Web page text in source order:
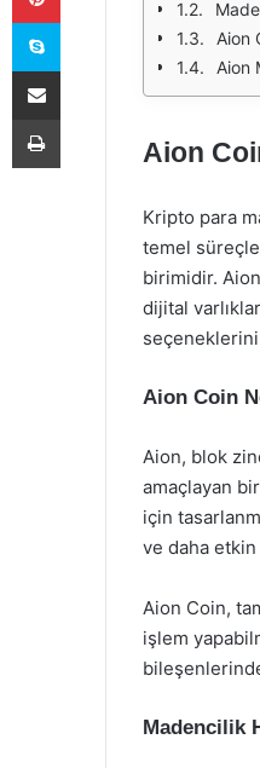
Aion
Aion
Aion
Kripto para
temel
birimidir.
dijital
Aion Coin
Aion, blok
amaçlayan
için
ve daha
Aion Coin,
işlem
Madencilik
Skype
E-Posta ile paylaş